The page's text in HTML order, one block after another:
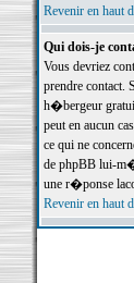
Revenir en haut
Qui dois-je
Vous devriez
prendre contact.
h�bergeur
peut en aucun
ce qui ne
de phpBB lui-
une r�ponse
Revenir en haut